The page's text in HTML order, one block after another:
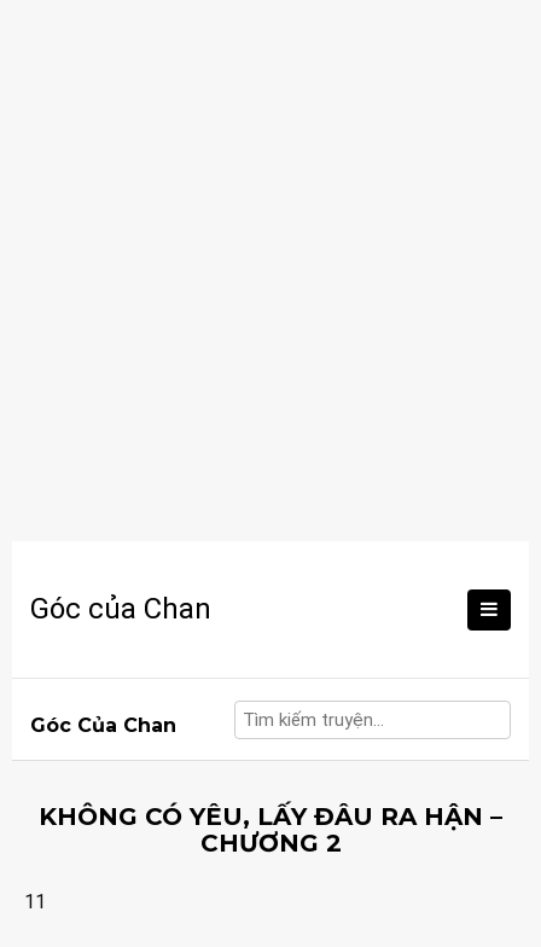
content
Góc của Chan
Góc Của Chan
KHÔNG CÓ YÊU, LẤY ĐÂU RA HẬN –
CHƯƠNG 2
11